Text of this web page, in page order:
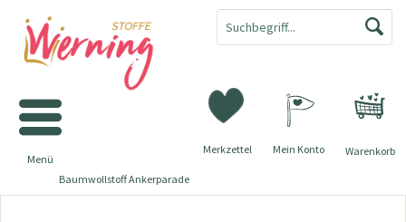
Warenkorb
Merkzettel Mein Konto
Menü
Baumwollstoff Ankerparade